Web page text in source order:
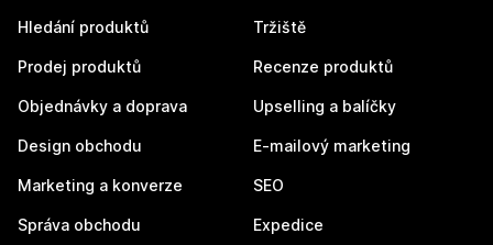
Hledání produktů
Prodej produktů
Objednávky a doprava
Design obchodu
Marketing a konverze
Správa obchodu
Tržiště
Recenze produktů
Upselling a balíčky
E-mailový marketing
SEO
Expedice